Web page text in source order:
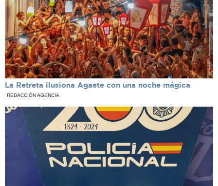
La Retreta ilusiona Agaete con una noche mágica
REDACCIÓN AGENCIA